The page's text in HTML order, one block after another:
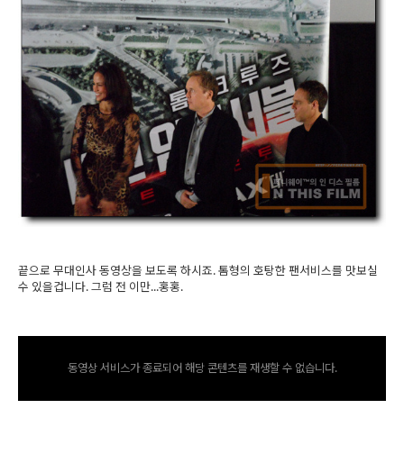
끝으로 무대인사 동영상을 보도록 하시죠. 톰형의 호탕한 팬서비스를 맛보실
수 있을겁니다. 그럼 전 이만...홍홍.
동영상 서비스가 종료되어 해당 콘텐츠를 재생할 수 없습니다.